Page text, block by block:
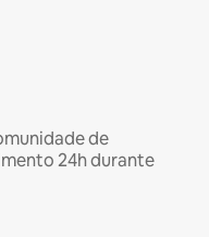
de
24h durante